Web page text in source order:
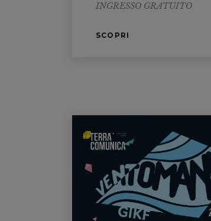
INGRESSO GRATUITO
SCOPRI